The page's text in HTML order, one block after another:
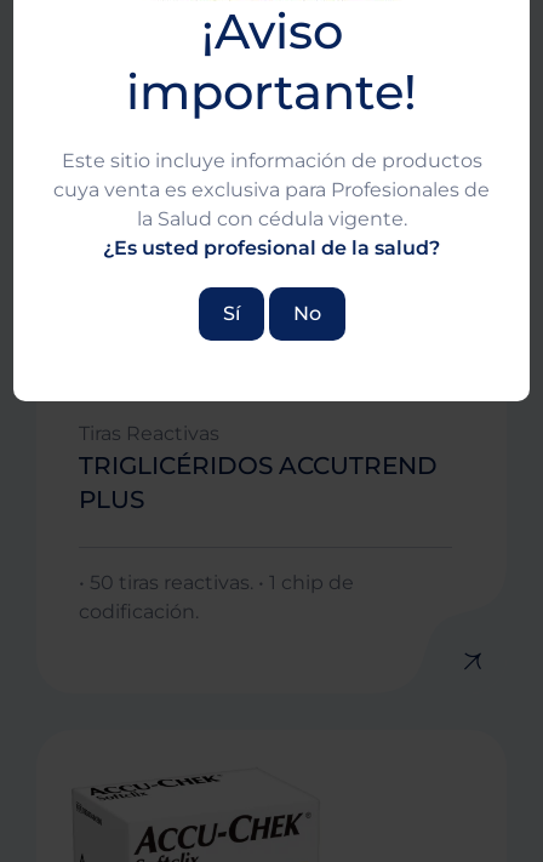
¡Aviso
importante!
Este sitio incluye información de productos
cuya venta es exclusiva para Profesionales de
la Salud con cédula vigente.
¿Es usted profesional de la salud?
Sí No
Tiras Reactivas
TRIGLICÉRIDOS ACCUTREND
PLUS
• 50 tiras reactivas. • 1 chip de
codificación.